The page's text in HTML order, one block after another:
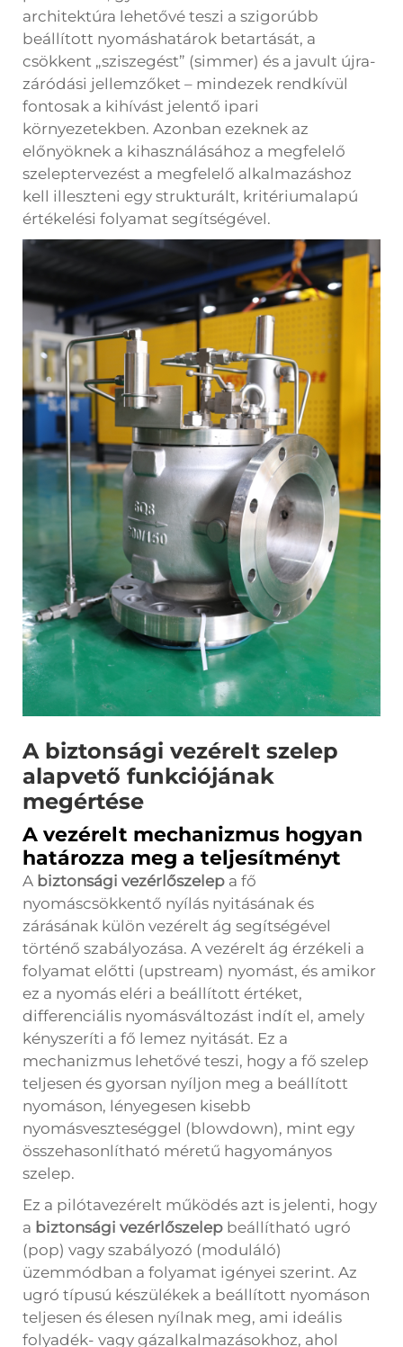
architektúra lehetővé teszi a szigorúbb
beállított nyomáshatárok betartását, a
csökkent „sziszegést” (simmer) és a javult újra-
záródási jellemzőket – mindezek rendkívül
fontosak a kihívást jelentő ipari
környezetekben. Azonban ezeknek az
előnyöknek a kihasználásához a megfelelő
szeleptervezést a megfelelő alkalmazáshoz
kell illeszteni egy strukturált, kritériumalapú
értékelési folyamat segítségével.
A biztonsági vezérelt szelep
alapvető funkciójának
megértése
A vezérelt mechanizmus hogyan
határozza meg a teljesítményt
A biztonsági vezérlőszelep a fő
nyomáscsökkentő nyílás nyitásának és
zárásának külön vezérelt ág segítségével
történő szabályozása. A vezérelt ág érzékeli a
folyamat előtti (upstream) nyomást, és amikor
ez a nyomás eléri a beállított értéket,
differenciális nyomásváltozást indít el, amely
kényszeríti a fő lemez nyitását. Ez a
mechanizmus lehetővé teszi, hogy a fő szelep
teljesen és gyorsan nyíljon meg a beállított
nyomáson, lényegesen kisebb
nyomásveszteséggel (blowdown), mint egy
összehasonlítható méretű hagyományos
szelep.
Ez a pilótavezérelt működés azt is jelenti, hogy
a biztonsági vezérlőszelep beállítható ugró
(pop) vagy szabályozó (moduláló)
üzemmódban a folyamat igényei szerint. Az
ugró típusú készülékek a beállított nyomáson
teljesen és élesen nyílnak meg, ami ideális
folyadék- vagy gázalkalmazásokhoz, ahol